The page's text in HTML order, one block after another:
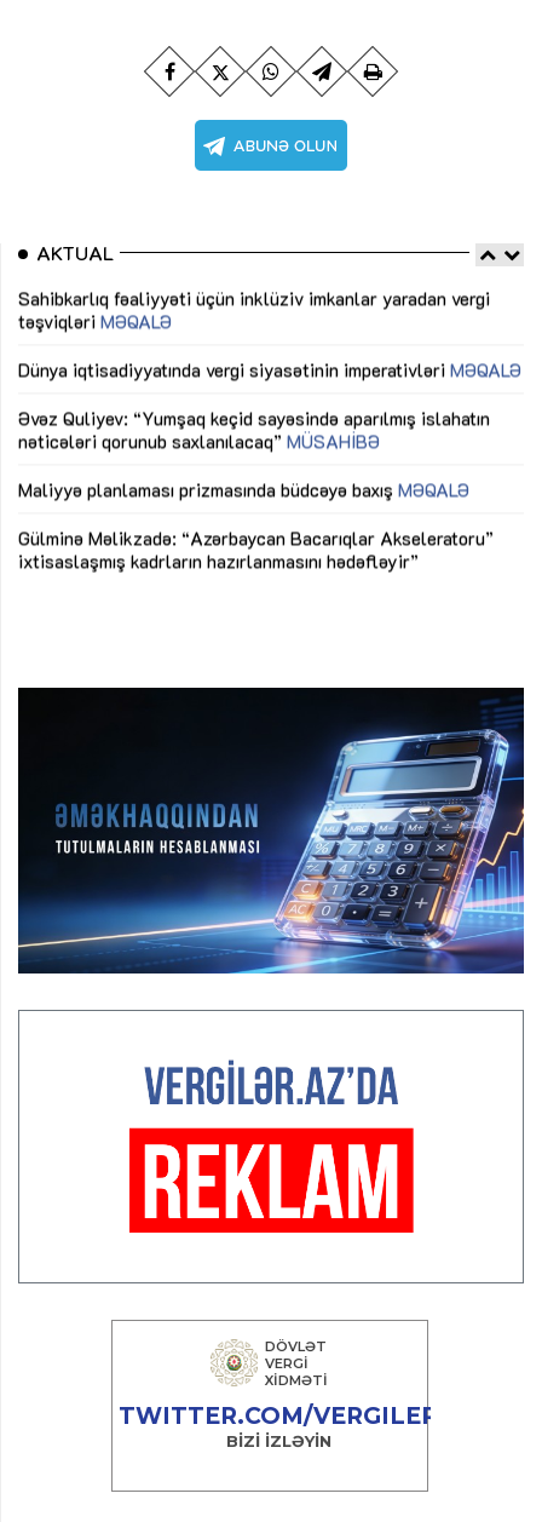
AKTUAL
Sahibkarlıq fəaliyyəti üçün inklüziv imkanlar yaradan vergi
təşviqləri MƏQALƏ
Dünya iqtisadiyyatında vergi siyasətinin imperativləri MƏQALƏ
Əvəz Quliyev: “Yumşaq keçid sayəsində aparılmış islahatın
nəticələri qorunub saxlanılacaq” MÜSAHİBƏ
Maliyyə planlaması prizmasında büdcəyə baxış MƏQALƏ
Gülminə Məlikzadə: “Azərbaycan Bacarıqlar Akseleratoru”
ixtisaslaşmış kadrların hazırlanmasını hədəfləyir”